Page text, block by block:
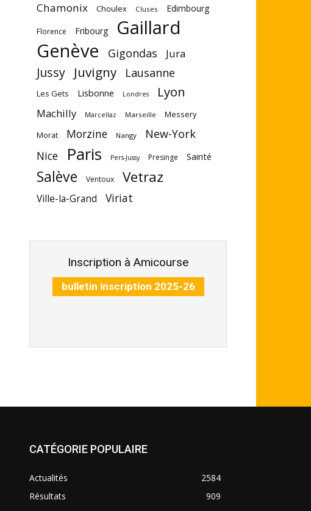
Chamonix Choulex Cluses Edimbourg
Florence Fribourg Gaillard
Genève Gigondas Jura
Jussy Juvigny Lausanne
Les Gets Lisbonne Londres Lyon
Machilly Marcellaz Marseille
Messery
Morat
Morzine Nangy
New-York
Nice
Paris Pers-Jussy Presinge Sainté
Salève Ventoux Vetraz
Ville-la-Grand Viriat
Inscription à Amicourse
bulletin inscription 2025-26
CATÉGORIE POPULAIRE
Actualités
2584
Résultats
909